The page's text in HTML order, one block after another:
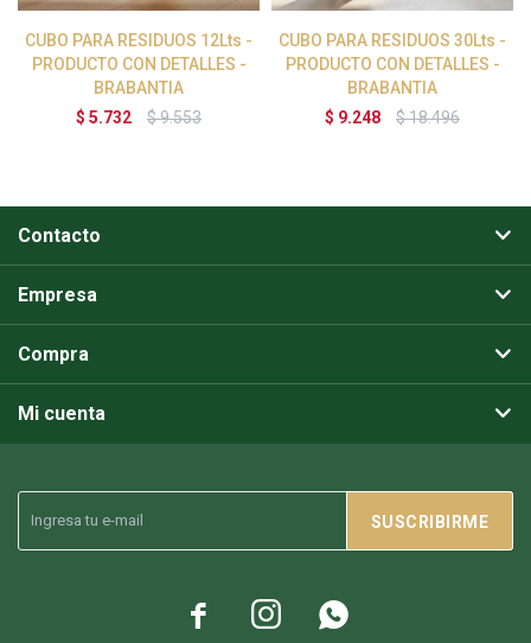
CUBO PARA RESIDUOS 12Lts -
PRODUCTO CON DETALLES -
BRABANTIA
$ 5.732 $9.553
CUBO PARA RESIDUOS 30Lts -
PRODUCTO CON DETALLES -
BRABANTIA
$ 9.248 $18.496
SUSCRIBIRME
  
Contacto
Empresa
Compra
Mi cuenta